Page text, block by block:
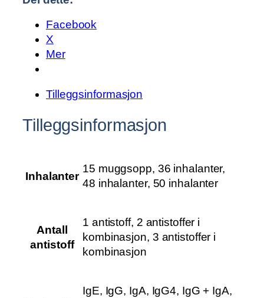
b
e
e
n
Facebook
X
Mer
Tilleggsinformasjon
Tilleggsinformasjon
Inhalanter
15 muggsopp, 36 inhalanter,
48 inhalanter, 50 inhalanter
Antall
antistoff
1 antistoff, 2 antistoffer i
kombinasjon, 3 antistoffer i
kombinasjon
IgE, IgG, IgA, IgG4, IgG + IgA,